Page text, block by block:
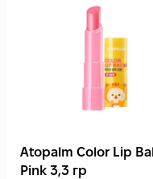
Atopalm Color Lip
Pink 3,3 гр